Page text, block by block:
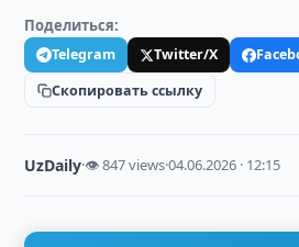
Поделиться:
Telegram Twitter/X
Скопировать ссылку
UzDaily·👁 847 views·04.06.2026 · 12:15